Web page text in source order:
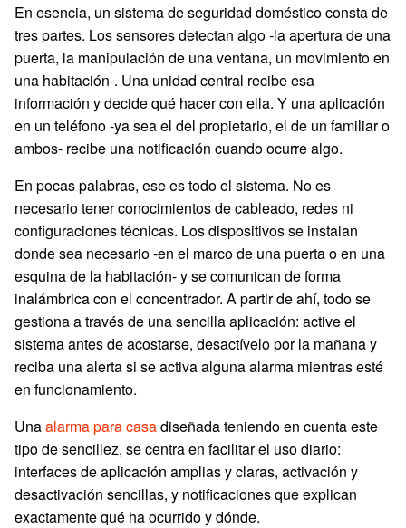
En esencia, un sistema de seguridad doméstico consta de
tres partes. Los sensores detectan algo -la apertura de una
puerta, la manipulación de una ventana, un movimiento en
una habitación-. Una unidad central recibe esa
información y decide qué hacer con ella. Y una aplicación
en un teléfono -ya sea el del propietario, el de un familiar o
ambos- recibe una notificación cuando ocurre algo.
En pocas palabras, ese es todo el sistema. No es
necesario tener conocimientos de cableado, redes ni
configuraciones técnicas. Los dispositivos se instalan
donde sea necesario -en el marco de una puerta o en una
esquina de la habitación- y se comunican de forma
inalámbrica con el concentrador. A partir de ahí, todo se
gestiona a través de una sencilla aplicación: active el
sistema antes de acostarse, desactívelo por la mañana y
reciba una alerta si se activa alguna alarma mientras esté
en funcionamiento.
Unaalarma para casadiseñada teniendo en cuenta este
tipo de sencillez, se centra en facilitar el uso diario:
interfaces de aplicación amplias y claras, activación y
desactivación sencillas, y notificaciones que explican
exactamente qué ha ocurrido y dónde.